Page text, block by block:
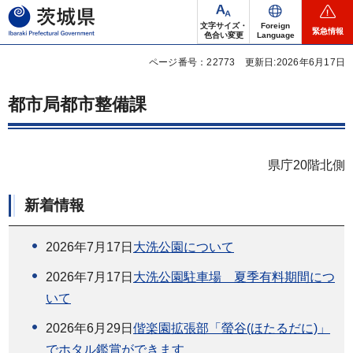
茨城県
文字サイズ・
色合い変更
Foreign
Language
緊急情報
ページ番号：22773 更新日:2026年6月17日
都市局都市整備課
県庁20階北側
新着情報
2026年7月17日 大洗公園について
2026年7月17日 大洗公園駐車場 夏季有料期間につ
いて
2026年6月29日 偕楽園拡張部「螢谷(ほたるだに)」
でホタル鑑賞ができます